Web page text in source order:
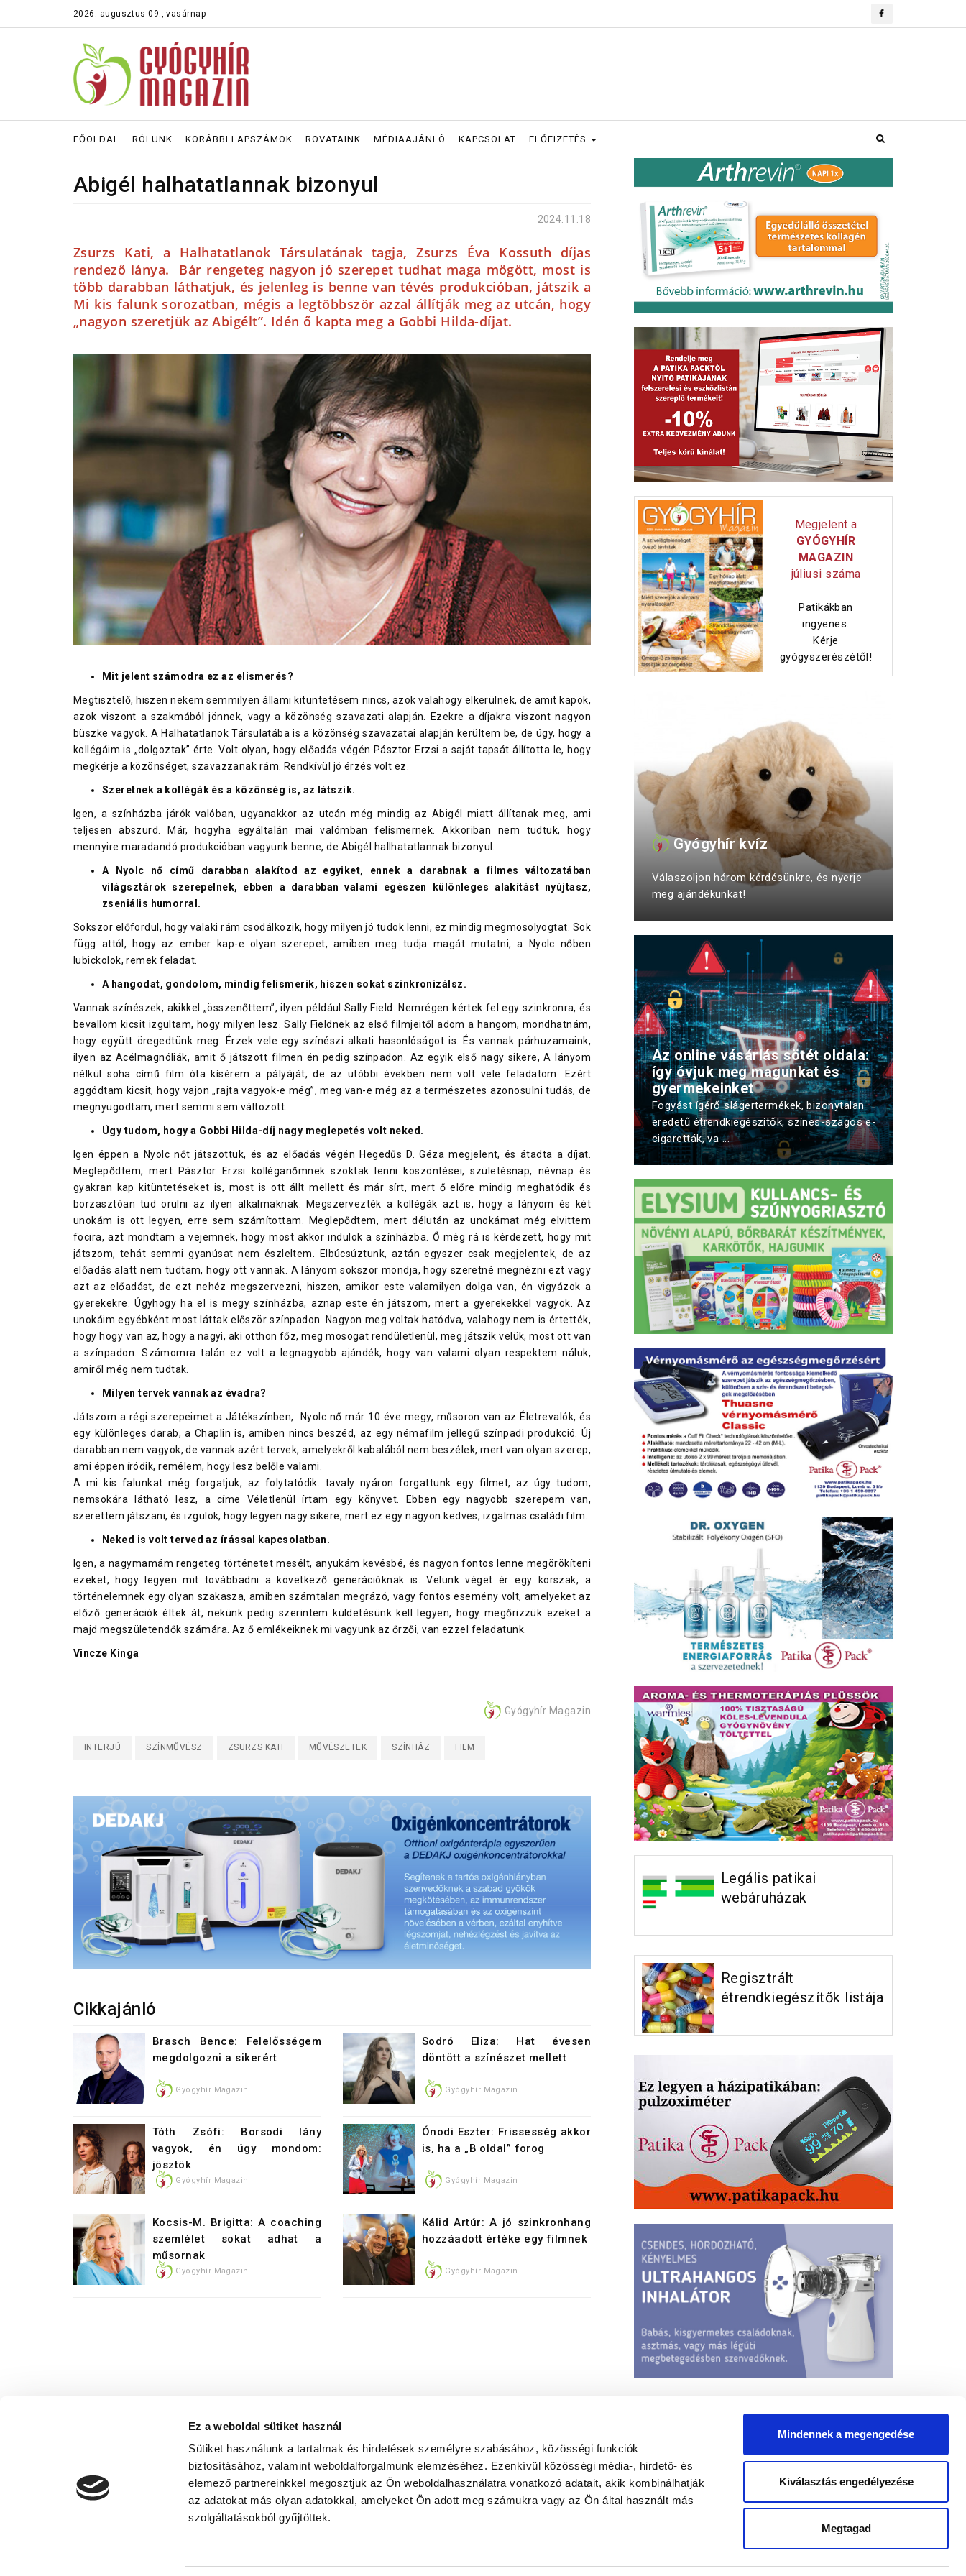
Ez a weboldal sütiket használ
Sütiket használunk a tartalmak és hirdetések személyre szabásához, közösségi funkciók
biztosításához, valamint weboldalforgalmunk elemzéséhez. Ezenkívül közösségi média-, hirdető- és
elemező partnereinkkel megosztjuk az Ön weboldalhasználatra vonatkozó adatait, akik kombinálhatják
az adatokat más olyan adatokkal, amelyeket Ön adott meg számukra vagy az Ön által használt más
szolgáltatásokból gyűjtöttek.
Mindennek a megengedése
Kiválasztás engedélyezése
Megtagad
2026. augusztus 09., vasárnap
FŐOLDAL RÓLUNK KORÁBBI LAPSZÁMOK ROVATAINK MÉDIAAJÁNLÓ KAPCSOLAT ELŐFIZETÉS
Abigél halhatatlannak bizonyul
2024.11.18
Zsurzs Kati, a Halhatatlanok Társulatának tagja, Zsurzs Éva Kossuth díjas
rendező lánya. Bár rengeteg nagyon jó szerepet tudhat maga mögött, most is
több darabban láthatjuk, és jelenleg is benne van tévés produkcióban, játszik a
Mi kis falunk sorozatban, mégis a legtöbbször azzal állítják meg az utcán, hogy
„nagyon szeretjük az Abigélt”. Idén ő kapta meg a Gobbi Hilda-díjat.
Mit jelent számodra ez az elismerés?
Megtisztelő, hiszen nekem semmilyen állami kitüntetésem nincs, azok valahogy elkerülnek, de amit kapok,
azok viszont a szakmából jönnek, vagy a közönség szavazati alapján. Ezekre a díjakra viszont nagyon
büszke vagyok. A Halhatatlanok Társulatába is a közönség szavazatai alapján kerültem be, de úgy, hogy a
kollégáim is „dolgoztak” érte. Volt olyan, hogy előadás végén Pásztor Erzsi a saját tapsát állította le, hogy
megkérje a közönséget, szavazzanak rám. Rendkívül jó érzés volt ez.
Szeretnek a kollégák és a közönség is, az látszik.
Igen, a színházba járók valóban, ugyanakkor az utcán még mindig az Abigél miatt állítanak meg, ami
teljesen abszurd. Már, hogyha egyáltalán mai valómban felismernek. Akkoriban nem tudtuk, hogy
mennyire maradandó produkcióban vagyunk benne, de Abigél hallhatatlannak bizonyul.
A Nyolc nő című darabban alakítod az egyiket, ennek a darabnak a filmes változatában
világsztárok szerepelnek, ebben a darabban valami egészen különleges alakítást nyújtasz,
zseniális humorral.
Sokszor előfordul, hogy valaki rám csodálkozik, hogy milyen jó tudok lenni, ez mindig megmosolyogtat. Sok
függ attól, hogy az ember kap-e olyan szerepet, amiben meg tudja magát mutatni, a Nyolc nőben
lubickolok, remek feladat.
A hangodat, gondolom, mindig felismerik, hiszen sokat szinkronizálsz.
Vannak színészek, akikkel „összenőttem”, ilyen például Sally Field. Nemrégen kértek fel egy szinkronra, és
bevallom kicsit izgultam, hogy milyen lesz. Sally Fieldnek az első filmjeitől adom a hangom, mondhatnám,
hogy együtt öregedtünk meg. Érzek vele egy színészi alkati hasonlóságot is. És vannak párhuzamaink,
ilyen az Acélmagnóliák, amit ő játszott filmen én pedig színpadon. Az egyik első nagy sikere, A lányom
nélkül soha című film óta kísérem a pályáját, de az utóbbi években nem volt vele feladatom. Ezért
aggódtam kicsit, hogy vajon „rajta vagyok-e még”, meg van-e még az a természetes azonosulni tudás, de
megnyugodtam, mert semmi sem változott.
Úgy tudom, hogy a Gobbi Hilda-díj nagy meglepetés volt neked.
Igen éppen a Nyolc nőt játszottuk, és az előadás végén Hegedűs D. Géza megjelent, és átadta a díjat.
Meglepődtem, mert Pásztor Erzsi kolléganőmnek szoktak lenni köszöntései, születésnap, névnap és
gyakran kap kitüntetéseket is, most is ott állt mellett és már sírt, mert ő előre mindig meghatódik és
borzasztóan tud örülni az ilyen alkalmaknak. Megszervezték a kollégák azt is, hogy a lányom és két
unokám is ott legyen, erre sem számítottam. Meglepődtem, mert délután az unokámat még elvittem
focira, azt mondtam a vejemnek, hogy most akkor indulok a színházba. Ő még rá is kérdezett, hogy mit
játszom, tehát semmi gyanúsat nem észleltem. Elbúcsúztunk, aztán egyszer csak megjelentek, de az
előadás alatt nem tudtam, hogy ott vannak. A lányom sokszor mondja, hogy szeretné megnézni ezt vagy
azt az előadást, de ezt nehéz megszervezni, hiszen, amikor este valamilyen dolga van, én vigyázok a
gyerekekre. Úgyhogy ha el is megy színházba, aznap este én játszom, mert a gyerekekkel vagyok. Az
unokáim egyébként most láttak először színpadon. Nagyon meg voltak hatódva, valahogy nem is értették,
hogy hogy van az, hogy a nagyi, aki otthon főz, meg mosogat rendületlenül, meg játszik velük, most ott van
a színpadon. Számomra talán ez volt a legnagyobb ajándék, hogy van valami olyan respektem náluk,
amiről még nem tudtak.
Milyen tervek vannak az évadra?
Játszom a régi szerepeimet a Játékszínben, Nyolc nő már 10 éve megy, műsoron van az Életrevalók, és
egy különleges darab, a Chaplin is, amiben nincs beszéd, az egy némafilm jellegű színpadi produkció. Új
darabban nem vagyok, de vannak azért tervek, amelyekről kabalából nem beszélek, mert van olyan szerep,
ami éppen íródik, remélem, hogy lesz belőle valami.
A mi kis falunkat még forgatjuk, az folytatódik. tavaly nyáron forgattunk egy filmet, az úgy tudom,
nemsokára látható lesz, a címe Véletlenül írtam egy könyvet. Ebben egy nagyobb szerepem van,
szerettem játszani, és izgulok, hogy legyen nagy sikere, mert ez egy nagyon kedves, izgalmas családi film.
Neked is volt terved az írással kapcsolatban.
Igen, a nagymamám rengeteg történetet mesélt, anyukám kevésbé, és nagyon fontos lenne megörökíteni
ezeket, hogy legyen mit továbbadni a következő generációknak is. Velünk véget ér egy korszak, a
történelemnek egy olyan szakasza, amiben számtalan megrázó, vagy fontos esemény volt, amelyeket az
előző generációk éltek át, nekünk pedig szerintem küldetésünk kell legyen, hogy megőrizzük ezeket a
majd megszületendők számára. Az ő emlékeiknek mi vagyunk az őrzői, van ezzel feladatunk.
Vincze Kinga
Gyógyhír Magazin
INTERJÚ SZÍNMŰVÉSZ ZSURZS KATI MŰVÉSZETEK SZÍNHÁZ FILM
Cikkajánló
Brasch Bence: Felelősségem
megdolgozni a sikerért
Gyógyhír Magazin
Sodró Eliza: Hat évesen
döntött a színészet mellett
Gyógyhír Magazin
Tóth Zsófi: Borsodi lány
vagyok, én úgy mondom:
jösztök
Gyógyhír Magazin
Ónodi Eszter: Frissesség akkor
is, ha a „B oldal” forog
Gyógyhír Magazin
Kocsis-M. Brigitta: A coaching
szemlélet sokat adhat a
műsornak
Gyógyhír Magazin
Kálid Artúr: A jó szinkronhang
hozzáadott értéke egy filmnek
Gyógyhír Magazin
Megjelent a
GYÓGYHÍR
MAGAZIN
júliusi száma
Patikákban
ingyenes.
Kérje
gyógyszerészétől!
Gyógyhír kvíz
Válaszoljon három kérdésünkre, és nyerje
meg ajándékunkat!
Az online vásárlás sötét oldala:
így óvjuk meg magunkat és
gyermekeinket
Fogyást ígérő slágertermékek, bizonytalan
eredetű étrendkiegészítők, színes-szagos e-
cigaretták, va ...
Legális patikai
webáruházak
Regisztrált
étrendkiegészítők listája
Adatvédelmi nyilatkozat| Gyógypedagógus állások